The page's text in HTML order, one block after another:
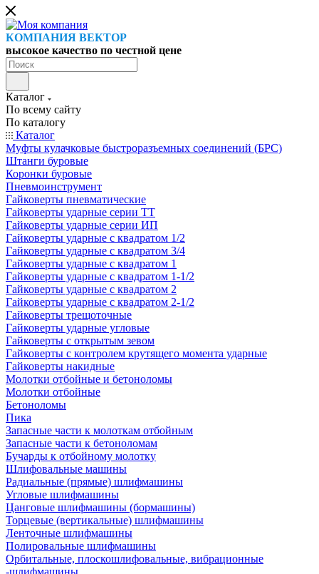
КОМПАНИЯ ВЕКТОР
высокое качество по честной цене
Каталог
По всему сайту
По каталогу
Каталог
Муфты кулачковые быстроразъемных соединений (БРС)
Штанги буровые
Коронки буровые
Пневмоинструмент
Гайковерты пневматические
Гайковерты ударные серии ТТ
Гайковерты ударные серии ИП
Гайковерты ударные с квадратом 1/2
Гайковерты ударные с квадратом 3/4
Гайковерты ударные с квадратом 1
Гайковерты ударные с квадратом 1-1/2
Гайковерты ударные с квадратом 2
Гайковерты ударные с квадратом 2-1/2
Гайковерты трещоточные
Гайковерты ударные угловые
Гайковерты с открытым зевом
Гайковерты с контролем крутящего момента ударные
Гайковерты накидные
Молотки отбойные и бетоноломы
Молотки отбойные
Бетоноломы
Пика
Запасные части к молоткам отбойным
Запасные части к бетоноломам
Бучарды к отбойному молотку
Шлифовальные машины
Радиальные (прямые) шлифмашины
Угловые шлифмашины
Цанговые шлифмашины (бормашины)
Торцевые (вертикальные) шлифмашины
Ленточные шлифмашины
Полировальные шлифмашины
Орбитальные, плоскошлифовальные, вибрационные
-шлифмашины